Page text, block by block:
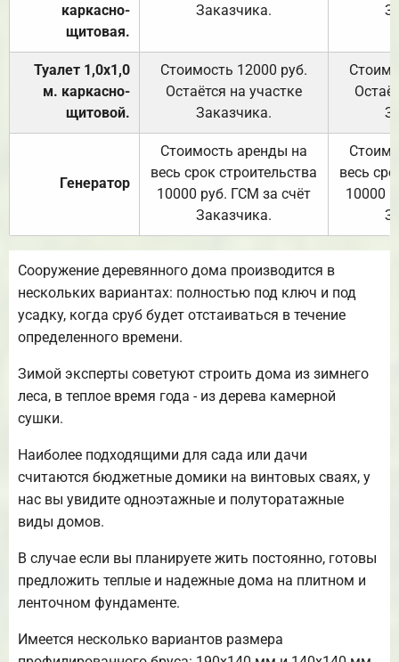
каркасно-
щитовая.
Заказчика.
Туалет 1,0х1,0
м. каркасно-
щитовой.
Стоимость 12000 руб.
Остаётся на участке
Заказчика.
Генератор
Стоимость аренды на
весь срок строительства
10000 руб. ГСМ за счёт
Заказчика.
весь
10000
Сооружение деревянного дома производится в
нескольких вариантах: полностью под ключ и под
усадку, когда сруб будет отстаиваться в течение
определенного времени.
Зимой эксперты советуют строить дома из зимнего
леса, в теплое время года - из дерева камерной
сушки.
Наиболее подходящими для сада или дачи
считаются бюджетные домики на винтовых сваях, у
нас вы увидите одноэтажные и полуторатажные
виды домов.
В случае если вы планируете жить постоянно, готовы
предложить теплые и надежные дома на плитном и
ленточном фундаменте.
Имеется несколько вариантов размера